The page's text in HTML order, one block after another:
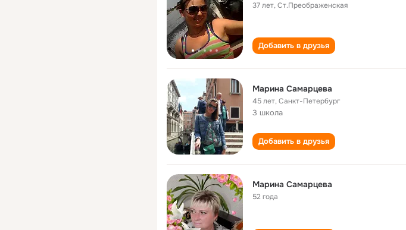
37 лет,Ст.Преображенская
Добавить в друзья
Марина Самарцева
45 лет,Санкт-Петербург
3 школа
Добавить в друзья
Марина Самарцева
52 года